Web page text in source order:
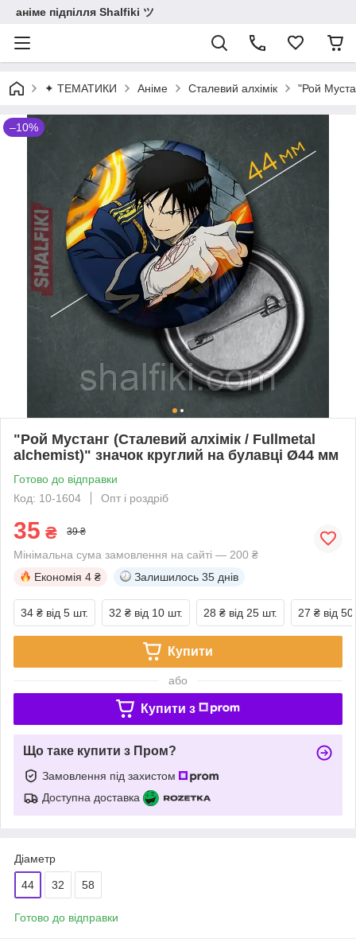
аніме підпілля Shalfiki ツ
✦ ТЕМАТИКИ Аніме Сталевий алхімік "Рой
–10%
"Рой Мустанг (Сталевий алхімік / Fullmetal
alchemist)" значок круглий на булавці Ø44 мм
Готово до відправки
Код: 10-1604
Опт і роздріб
35 ₴ 39 ₴
Мінімальна сума замовлення на сайті — 200 ₴
Економія 4 ₴ Залишилось 35 днів
34 ₴ від 5 шт. 32 ₴ від 10 шт. 28 ₴ від 25 шт. 27 ₴ від
Купити
або
Купити з
Що таке купити з Пром?
Замовлення під захистом
Доступна доставка
Діаметр
44 32 58
Готово до відправки